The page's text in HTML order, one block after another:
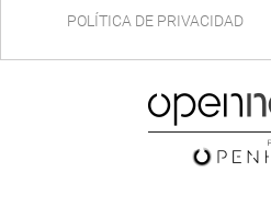
POLÍTICA DE PRIVACIDAD